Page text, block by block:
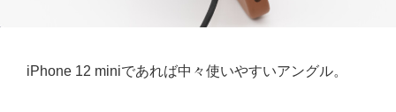
iPhone 12 miniであれば中々使いやすいアングル。